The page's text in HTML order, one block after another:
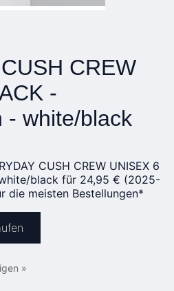
CREW
-
- white/black
CUSH CREW UNISEX 6
black für 24,95 € (2025-
die meisten Bestellungen*
»